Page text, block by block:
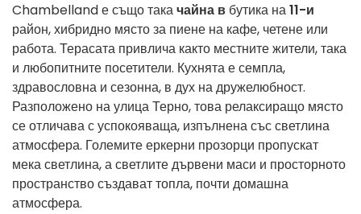
Chambelland е също такачайна в бутика на11-и
район, хибридно място за пиене на кафе, четене или
работа. Терасата привлича както местните жители, така
и любопитните посетители. Кухнята е семпла,
здравословна и сезонна, в дух на дружелюбност.
Разположено на улица Терно, това релаксиращо място
се отличава с успокояваща, изпълнена със светлина
атмосфера. Големите еркерни прозорци пропускат
мека светлина, а светлите дървени маси и просторното
пространство създават топла, почти домашна
атмосфера.